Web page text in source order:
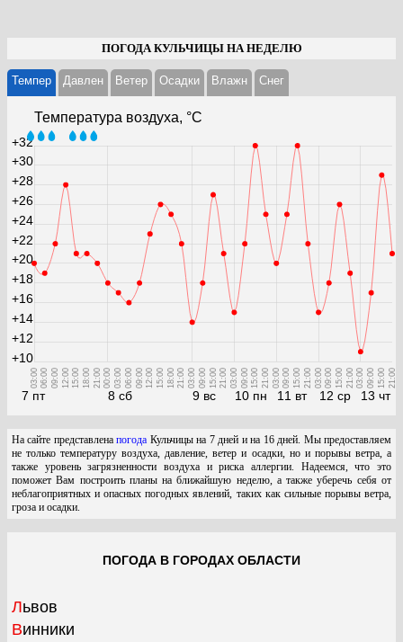
ПОГОДА КУЛЬЧИЦЫ НА НЕДЕЛЮ
Темпер Давлен Ветер Осадки Влажн Cнег
Температура воздуха, °С
7 пт
03:0006:00 09:00 12:0015:00 18:00 21:00
8 сб
00:00 03:00 06:00 09:0012:00 15:00 18:0021:00
9 вс
03:00 09:00 15:0021:00
10 пн
03:00 09:0015:00 21:00
11 вт
03:0009:00 15:00 21:00
12 ср
03:0009:00 15:00 21:00
13 чт
03:00 09:00 15:00 21:00
+10
+12
+14
+16
+18
+20
+22
+24
+26
+28
+30
+32
На сайте представленапогода Кульчицы на 7 дней и на 16 дней. Мы предоставляем
не только температуру воздуха, давление, ветер и осадки, но и порывы ветра, а
также уровень загрязненности воздуха и риска аллергии. Надеемся, что это
поможет Вам построить планы на ближайшую неделю, а также уберечь себя от
неблагоприятных и опасных погодных явлений, таких как сильные порывы ветра,
гроза и осадки.
ПОГОДА В ГОРОДАХ ОБЛАСТИ
Львов
Винники